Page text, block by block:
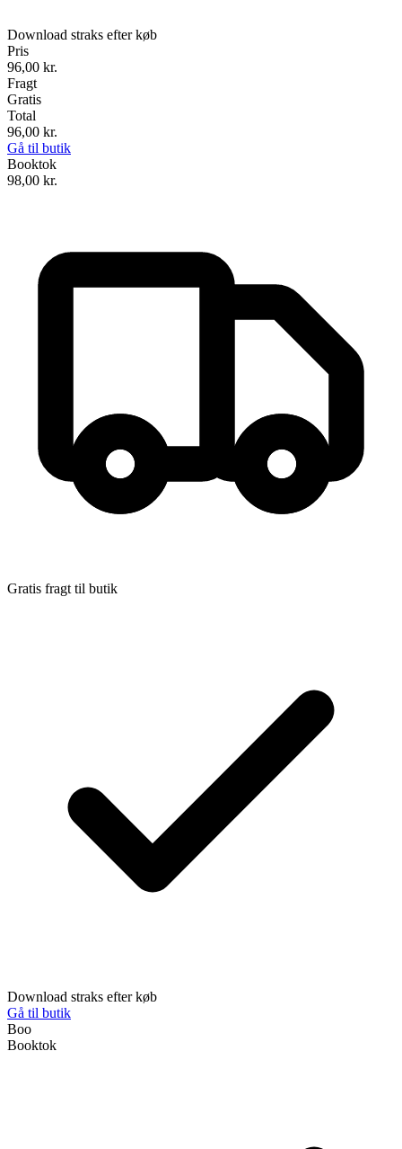
Download straks efter køb
Pris
96,00 kr.
Fragt
Gratis
Total
96,00 kr.
Gå til butik
Booktok
98,00 kr.
Gratis fragt til butik
Download straks efter køb
Gå til butik
Boo
Booktok